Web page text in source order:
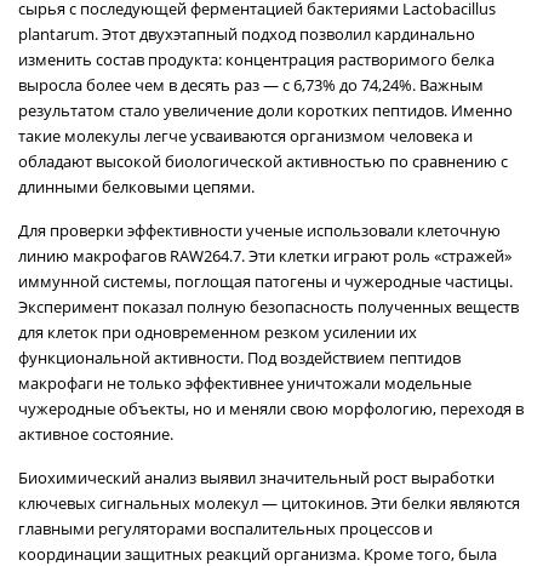
сырья с последующей ферментацией бактериями Lactobacillus
plantarum. Этот двухэтапный подход позволил кардинально
изменить состав продукта: концентрация растворимого белка
выросла более чем в десять раз — с 6,73% до 74,24%. Важным
результатом стало увеличение доли коротких пептидов. Именно
такие молекулы легче усваиваются организмом человека и
обладают высокой биологической активностью по сравнению с
длинными белковыми цепями.
Для проверки эффективности ученые использовали клеточную
линию макрофагов RAW264.7. Эти клетки играют роль «стражей»
иммунной системы, поглощая патогены и чужеродные частицы.
Эксперимент показал полную безопасность полученных веществ
для клеток при одновременном резком усилении их
функциональной активности. Под воздействием пептидов
макрофаги не только эффективнее уничтожали модельные
чужеродные объекты, но и меняли свою морфологию, переходя в
активное состояние.
Биохимический анализ выявил значительный рост выработки
ключевых сигнальных молекул — цитокинов. Эти белки являются
главными регуляторами воспалительных процессов и
координации защитных реакций организма. Кроме того, была